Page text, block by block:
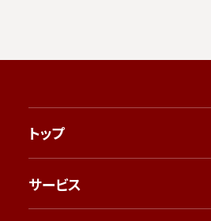
トップ
サービス